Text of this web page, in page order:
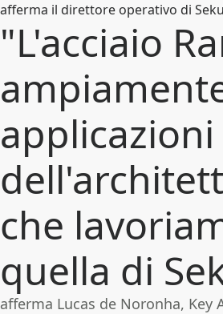
afferma il direttore operativo di
"L'acciaio
che
quella di
afferma Lucas de Noronha, Key